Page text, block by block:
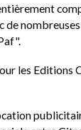
de
les Editions